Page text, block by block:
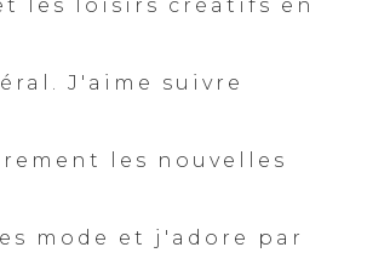
les loisirs créatifs en
J'aime suivre
les nouvelles
mode et j'adore par